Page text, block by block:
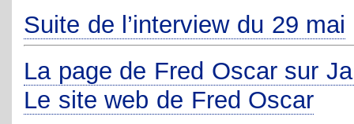
Suite de l’interview du 29 mai
La page de Fred Oscar sur
Le site web de Fred Oscar